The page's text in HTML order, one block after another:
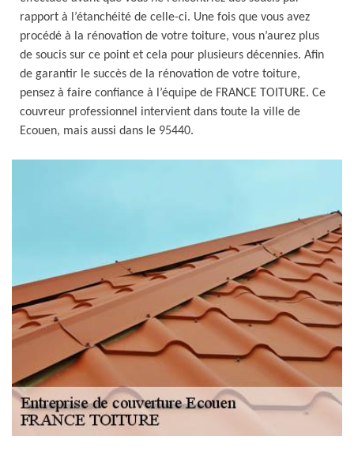
rapport à l’étanchéité de celle-ci. Une fois que vous avez
procédé à la rénovation de votre toiture, vous n’aurez plus
de soucis sur ce point et cela pour plusieurs décennies. Afin
de garantir le succès de la rénovation de votre toiture,
pensez à faire confiance à l’équipe de FRANCE TOITURE. Ce
couvreur professionnel intervient dans toute la ville de
Ecouen, mais aussi dans le 95440.